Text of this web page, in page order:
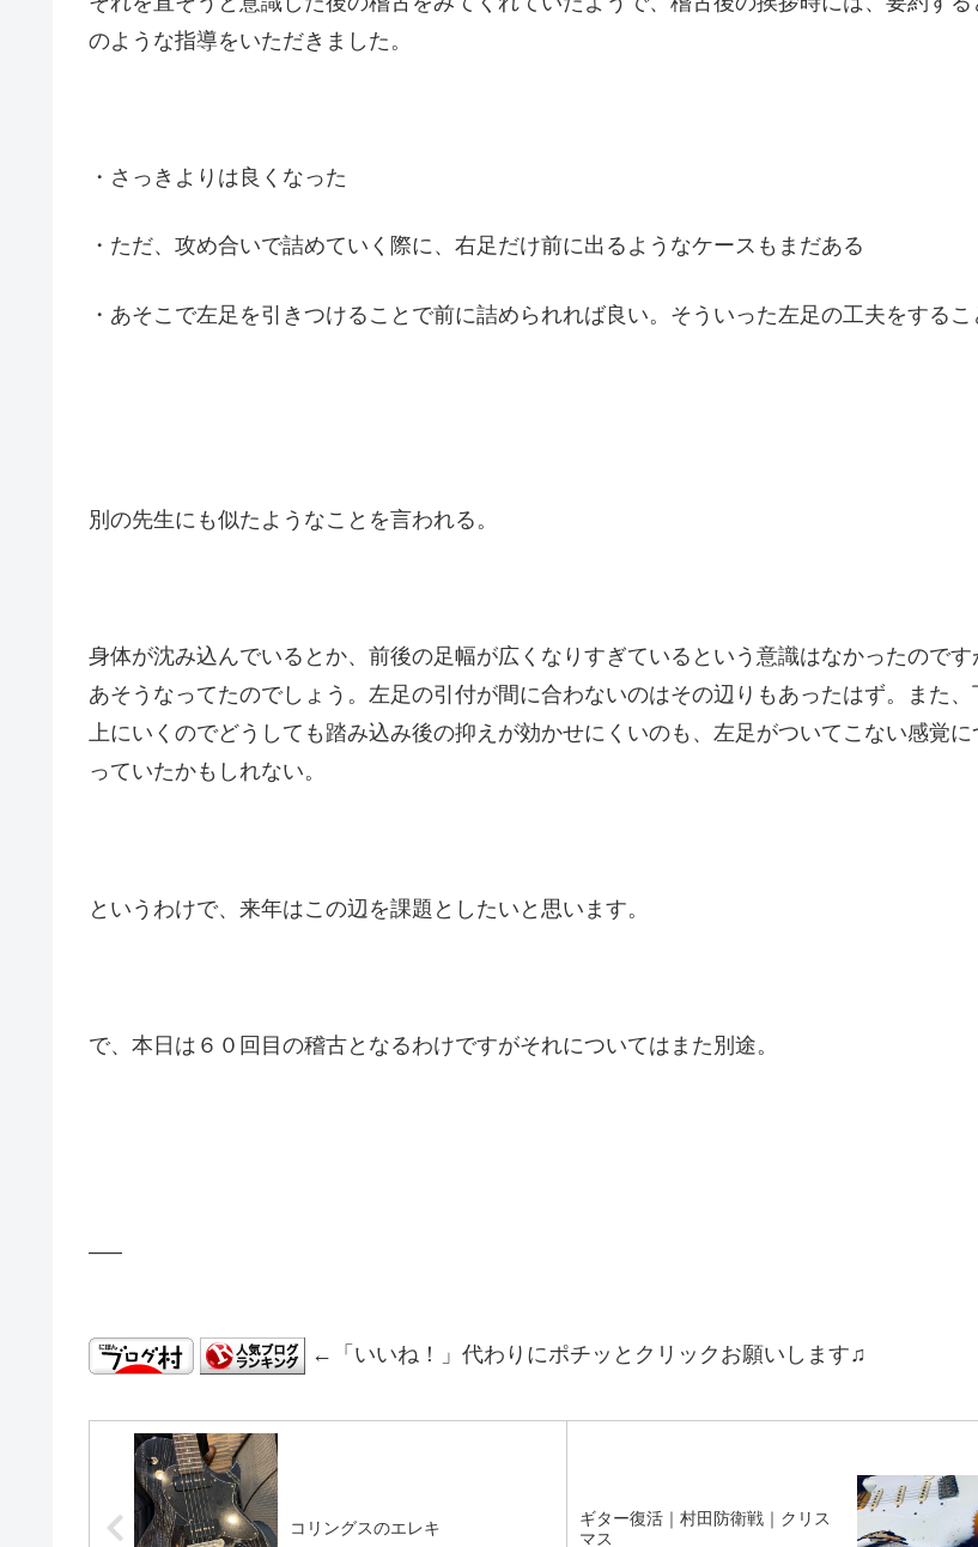
のような指導をいただきました。
・さっきよりは良くなった
・ただ、攻め合いで詰めていく際に、右足だけ前に出るようなケースもまだある
・あそこで左足を引きつけることで前に詰められれば良い。そういった左足の工夫をするこ
別の先生にも似たようなことを言われる。
身体が沈み込んでいるとか、前後の足幅が広くなりすぎているという意識はなかったのです
あそうなってたのでしょう。左足の引付が間に合わないのはその辺りもあったはず。また、
上にいくのでどうしても踏み込み後の抑えが効かせにくいのも、左足がついてこない感覚に
っていたかもしれない。
というわけで、来年はこの辺を課題としたいと思います。
で、本日は６０回目の稽古となるわけですがそれについてはまた別途。
—–
←「いいね！」代わりにポチッとクリックお願いします♫
コリングスのエレキ
ギター復活｜村田防衛戦｜クリス
マス